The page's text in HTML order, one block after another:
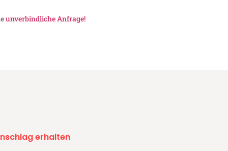
unverbindliche Anfrage!
erhalten